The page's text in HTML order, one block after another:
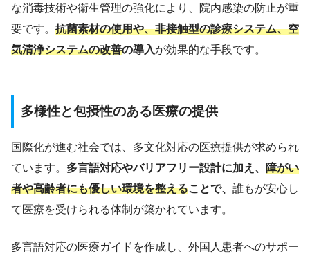
な消毒技術や衛生管理の強化により、院内感染の防止が重
要です。 抗菌素材の使用や、非接触型の診療システム、空
気清浄システムの改善の導入が効果的な手段です。
多様性と包摂性のある医療の提供
国際化が進む社会では、多文化対応の医療提供が求められ
ています。 多言語対応やバリアフリー設計に加え、 障がい
者や高齢者にも優しい環境を整えることで、 誰もが安心し
て医療を受けられる体制が築かれています。
多言語対応の医療ガイドを作成し、外国人患者へのサポー